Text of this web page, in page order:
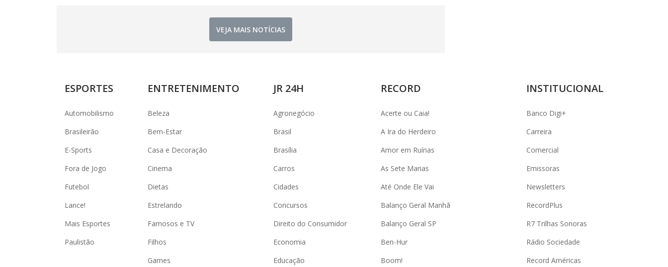
VEJA MAIS NOTÍCIAS
ESPORTES
Automobilismo
Brasileirão
E-Sports
Fora de Jogo
Futebol
Lance!
Mais Esportes
Paulistão
ENTRETENIMENTO
Beleza
Bem-Estar
Casa e Decoração
Cinema
Dietas
Estrelando
Famosos e TV
Filhos
Games
JR 24H
Agronegócio
Brasil
Brasília
Carros
Cidades
Concursos
Direito do Consumidor
Economia
Educação
RECORD
Acerte ou Caia!
A Ira do Herdeiro
Amor em Ruínas
As Sete Marias
Até Onde Ele Vai
Balanço Geral Manhã
Balanço Geral SP
Ben-Hur
Boom!
INSTITUCIONAL
Banco Digi+
Carreira
Comercial
Emissoras
Newsletters
RecordPlus
R7 Trilhas Sonoras
Rádio Sociedade
Record Américas